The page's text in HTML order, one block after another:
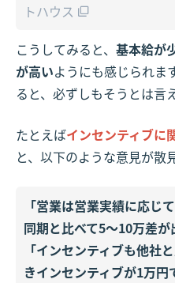
トハウス
こうしてみると、 基本給が
が高いようにも感じられま
ると、必ずしもそうとは言
たとえばインセンティブに
と、以下のような意見が散
「営業は営業実績に応じ
同期と比べて5〜10万差が
「インセンティブも他社
きインセンティブが1万